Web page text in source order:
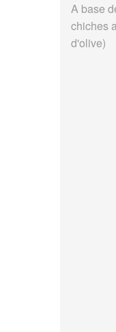
A base
chiches
d'olive)